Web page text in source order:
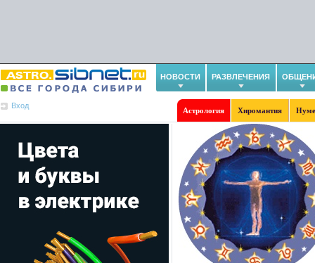
НОВОСТИ РАЗВЛЕЧЕНИЯ
Вход
Астрология Хиромантия